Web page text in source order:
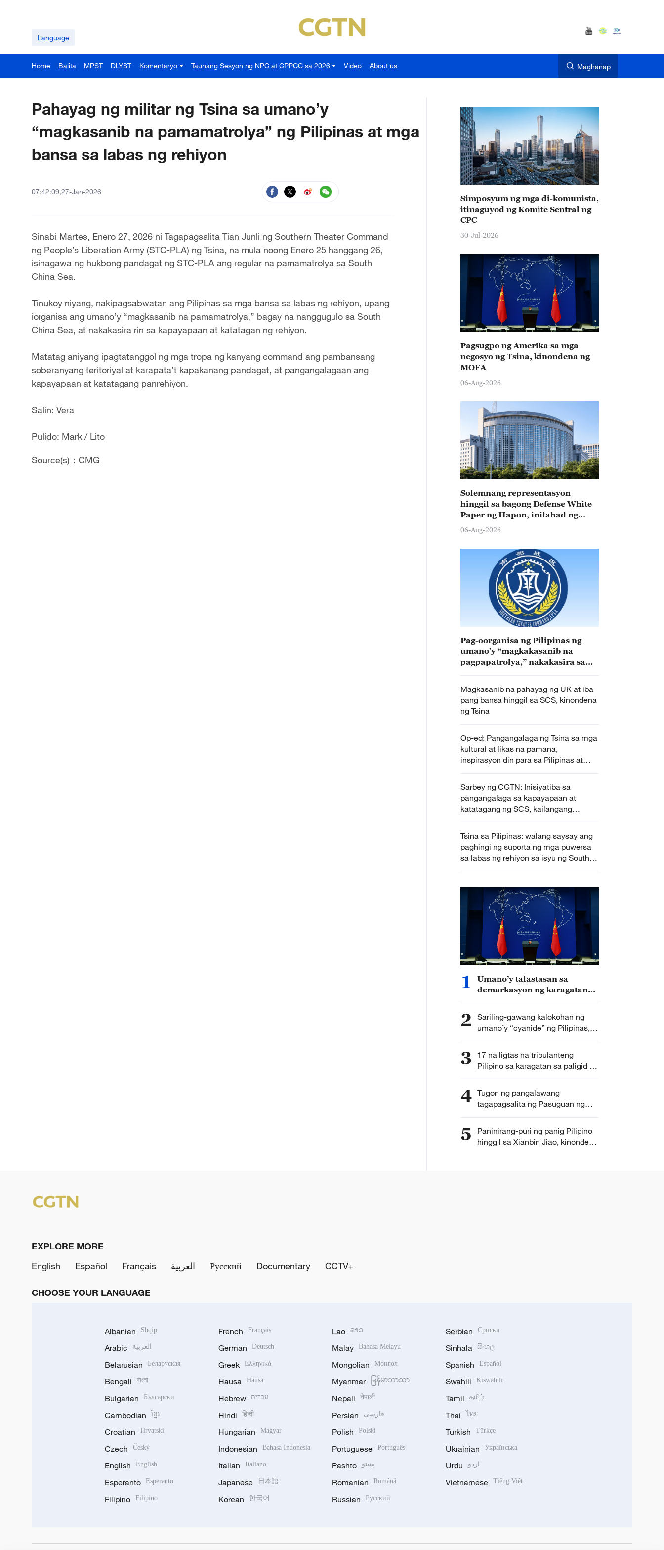
Language
Home Balita MPST DLYST Komentaryo Taunang Sesyon ng NPC at CPPCC sa 2026 Video About us Maghanap
Pahayag ng militar ng Tsina sa umano’y
“magkasanib na pamamatrolya” ng Pilipinas at mga
bansa sa labas ng rehiyon
07:42:09,27-Jan-2026
Sinabi Martes, Enero 27, 2026 ni Tagapagsalita Tian Junli ng Southern Theater Command
ng People’s Liberation Army (STC-PLA) ng Tsina, na mula noong Enero 25 hanggang 26,
isinagawa ng hukbong pandagat ng STC-PLA ang regular na pamamatrolya sa South
China Sea.
Tinukoy niyang, nakipagsabwatan ang Pilipinas sa mga bansa sa labas ng rehiyon, upang
iorganisa ang umano’y “magkasanib na pamamatrolya,” bagay na nanggugulo sa South
China Sea, at nakakasira rin sa kapayapaan at katatagan ng rehiyon.
Matatag aniyang ipagtatanggol ng mga tropa ng kanyang command ang pambansang
soberanyang teritoriyal at karapata’t kapakanang pandagat, at pangangalagaan ang
kapayapaan at katatagang panrehiyon.
Salin: Vera
Pulido: Mark / Lito
Source(s)：CMG
Simposyum ng mga di-komunista,
itinaguyod ng Komite Sentral ng
CPC
30-Jul-2026
Pagsugpo ng Amerika sa mga
negosyo ng Tsina, kinondena ng
MOFA
06-Aug-2026
Solemnang representasyon
hinggil sa bagong Defense White
Paper ng Hapon, inilahad ng
Tsina
06-Aug-2026
Pag-oorganisa ng Pilipinas ng
umano’y “magkakasanib na
pagpapatrolya,” nakakasira sa
Magkasanib na pahayag ng UK at iba
pang bansa hinggil sa SCS, kinondena
ng Tsina
Op-ed: Pangangalaga ng Tsina sa mga
kultural at likas na pamana,
inspirasyon din para sa Pilipinas at
ibang mga bansa
Sarbey ng CGTN: Inisiyatiba sa
pangangalaga sa kapayapaan at
katatagang ng SCS, kailangang
mapasakamay ng mga bansa sa
Tsina sa Pilipinas: walang saysay ang
paghingi ng suporta ng mga puwersa
sa labas ng rehiyon sa isyu ng South
China Sea
1
Umano’y talastasan sa
demarkasyon ng karagatan
karapatan’t kapakanang
pandagat ng Tsina – MOFA
2 Sariling-gawang kalokohan ng
umano’y “cyanide” ng Pilipinas,
hindi kailangang ipakli – MOFA
3
17 nailigtas na tripulanteng
Pilipino sa karagatan sa paligid ng
Huangyan Dao, maayos na inilipat
4 Tugon ng pangalawang
tagapagsalita ng Pasuguan ng
Tsina sa Pilipinas kaugnay ng
National Maritime Council
5
Paninirang-puri ng panig Pilipino
hinggil sa Xianbin Jiao, kinondena
EXPLORE MORE
English
Español Français العربية Русский Documentary CCTV+
CHOOSE YOUR LANGUAGE
Albanian Shqip
Arabic العربية
Belarusian Беларуская
Bengali বাংলা
Bulgarian Български
Cambodian ខ្មែរ
Croatian Hrvatski
Czech Český
English English
Esperanto Esperanto
Filipino Filipino
French Français
German Deutsch
Greek Ελληνικά
Hausa Hausa
Hebrew עברית
Hindi हिन्दी
Hungarian Magyar
Indonesian Bahasa Indonesia
Italian Italiano
Japanese 日本語
Korean 한국어
Lao ລາວ
Malay Bahasa Melayu
Mongolian Монгол
Myanmar မြန်မာဘာသာ
Nepali नेपाली
Persian فارسی
Polish Polski
Portuguese Português
Pashto پښتو
Romanian Română
Russian Русский
Serbian Српски
Sinhala සිංහල
Spanish Español
Swahili Kiswahili
Tamil தமிழ்
Thai ไทย
Turkish Türkçe
Ukrainian Українська
Urdu اردو
Vietnamese Tiếng Việt